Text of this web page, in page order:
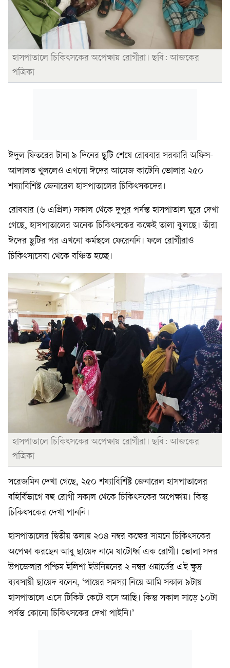
হাসপাতালে চিকিৎসকের অপেক্ষায় রোগীরা। ছবি: আজকের
পত্রিকা
ঈদুল ফিতরের টানা ৯ দিনের ছুটি শেষে রোববার সরকারি অফিস-
আদালত খুললেও এখনো ঈদের আমেজ কাটেনি ভোলার ২৫০
শয্যাবিশিষ্ট জেনারেল হাসপাতালের চিকিৎসকদের।
রোববার (৬ এপ্রিল) সকাল থেকে দুপুর পর্যন্ত হাসপাতাল ঘুরে দেখা
গেছে, হাসপাতালের অনেক চিকিৎসকের কক্ষেই তালা ঝুলছে। তাঁরা
ঈদের ছুটির পর এখনো কর্মস্থলে ফেরেননি। ফলে রোগীরাও
চিকিৎসাসেবা থেকে বঞ্চিত হচ্ছে।
হাসপাতালে চিকিৎসকের অপেক্ষায় রোগীরা। ছবি: আজকের
পত্রিকা
সরেজমিন দেখা গেছে, ২৫০ শয্যাবিশিষ্ট জেনারেল হাসপাতালের
বহির্বিভাগে বহু রোগী সকাল থেকে চিকিৎসকের অপেক্ষায়। কিন্তু
চিকিৎসকের দেখা পাননি।
হাসপাতালের দ্বিতীয় তলায় ২০৪ নম্বর কক্ষের সামনে চিকিৎসকের
অপেক্ষা করছেন আবু ছায়েদ নামে ষাটোর্ধ্ব এক রোগী। ভোলা সদর
উপজেলার পশ্চিম ইলিশা ইউনিয়নের ২ নম্বর ওয়ার্ডের এই ক্ষুদ্র
ব্যবসায়ী ছায়েদ বলেন, ‘পায়ের সমস্যা নিয়ে আমি সকাল ৯টায়
হাসপাতালে এসে টিকিট কেটে বসে আছি। কিন্তু সকাল সাড়ে ১০টা
পর্যন্ত কোনো চিকিৎসকের দেখা পাইনি।’